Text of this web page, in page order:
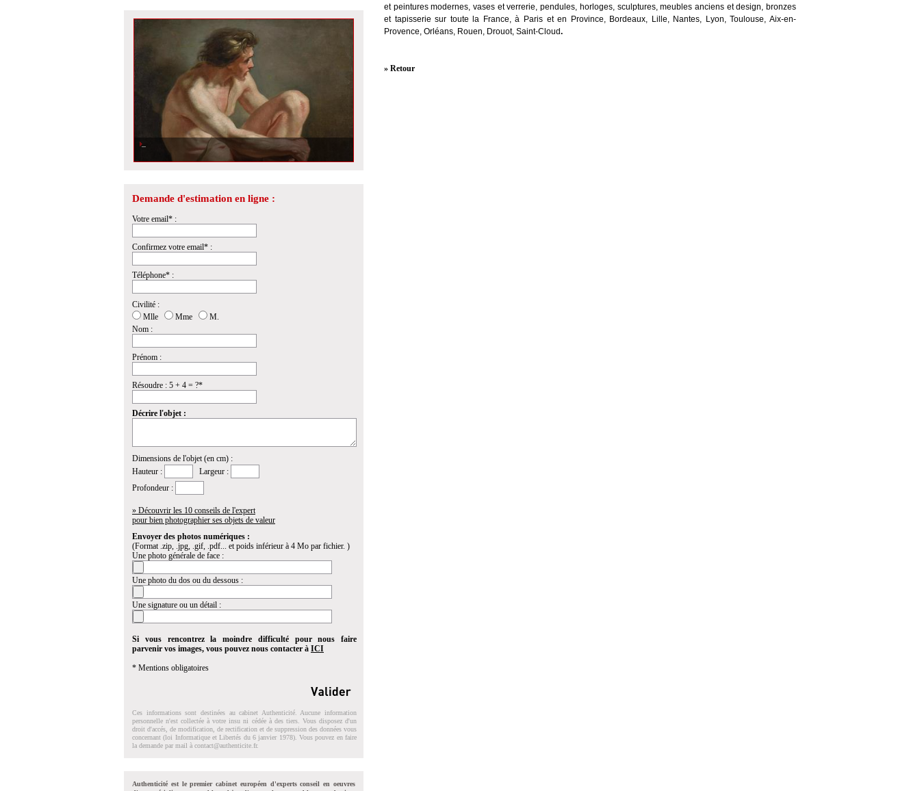
Demande d'estimation en ligne :
Votre email* :
Confirmez votre email* :
Téléphone* :
Civilité :
Mlle
Mme
M.
Nom :
Prénom :
Résoudre : 5 + 4 = ?*
Décrire l'objet :
Dimensions de l'objet (en cm) :
Hauteur :
Largeur :
Profondeur :
» Découvrir les 10 conseils de l'expert
pour bien photographier ses objets de valeur
Envoyer des photos numériques :
(Format .zip, .jpg, .gif, .pdf... et poids inférieur à 4 Mo par fichier. )
Une photo générale de face :
Une photo du dos ou du dessous :
Une signature ou un détail :
Si vous rencontrez la moindre difficulté pour nous faire
parvenir vos images, vous pouvez nous contacter à ICI
* Mentions obligatoires
Ces informations sont destinées au cabinet Authenticité. Aucune information
personnelle n'est collectée à votre insu ni cédée à des tiers. Vous disposez d'un
droit d'accés, de modification, de rectification et de suppression des données vous
concernant (loi Informatique et Libertés du 6 janvier 1978). Vous pouvez en faire
la demande par mail à contact@authenticite.fr.
Authenticité est le premier cabinet européen d'experts conseil en oeuvres
et peintures modernes, vases et verrerie, pendules, horloges, sculptures, meubles anciens et design, bronzes
et tapisserie sur toute la France, à Paris et en Province, Bordeaux, Lille, Nantes, Lyon, Toulouse, Aix-en-
Provence, Orléans, Rouen, Drouot, Saint-Cloud.
» Retour